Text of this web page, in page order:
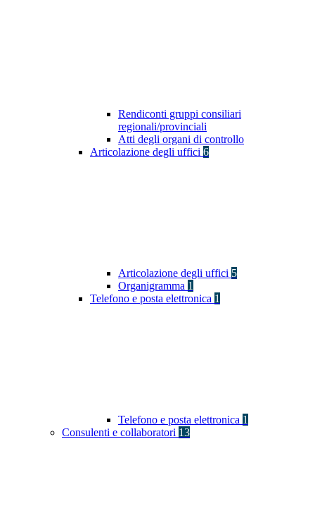
Rendiconti gruppi consiliari
regionali/provinciali
Atti degli organi di controllo
Articolazione degli uffici 6
Articolazione degli uffici 5
Organigramma 1
Telefono e posta elettronica 1
Telefono e posta elettronica 1
Consulenti e collaboratori 13